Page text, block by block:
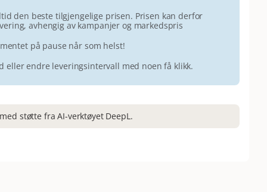
den beste tilgjengelige prisen. Prisen kan derfor
avhengig av kampanjer og markedspris
på pause når som helst!
eller endre leveringsintervall med noen få klikk.
støtte fra AI-verktøyet DeepL.